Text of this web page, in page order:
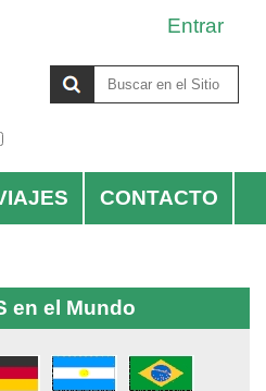
Entrar
CONTACTO
en el Mundo